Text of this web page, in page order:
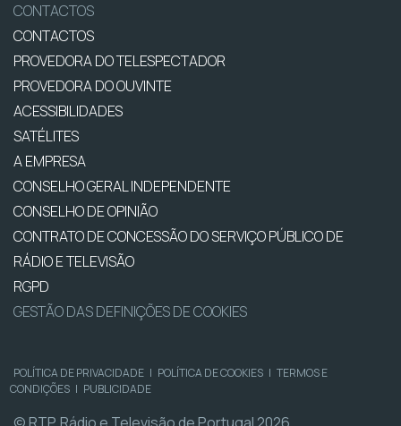
CONTACTOS
CONTACTOS
PROVEDORA DO TELESPECTADOR
PROVEDORA DO OUVINTE
ACESSIBILIDADES
SATÉLITES
A EMPRESA
CONSELHO GERAL INDEPENDENTE
CONSELHO DE OPINIÃO
CONTRATO DE CONCESSÃO DO SERVIÇO PÚBLICO DE
RÁDIO E TELEVISÃO
RGPD
GESTÃO DAS DEFINIÇÕES DE COOKIES
POLÍTICA DE PRIVACIDADE | POLÍTICA DE COOKIES | TERMOS E
CONDIÇÕES | PUBLICIDADE